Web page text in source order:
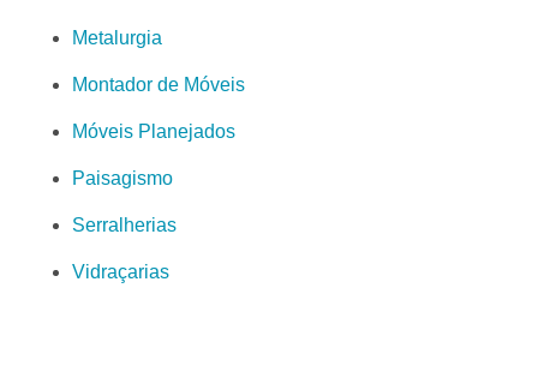
Metalurgia
Montador de Móveis
Móveis Planejados
Paisagismo
Serralherias
Vidraçarias